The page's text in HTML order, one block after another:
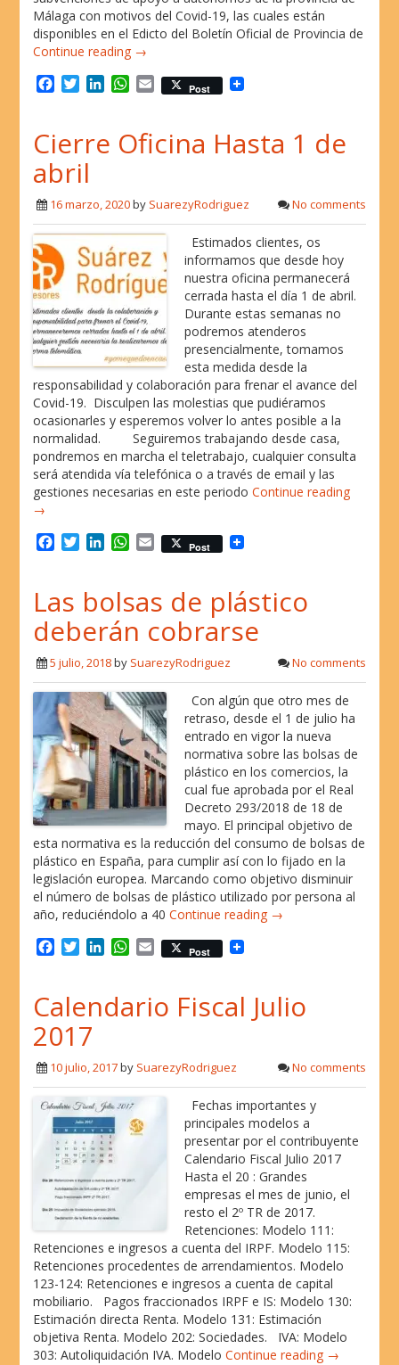
Málaga con motivos del Covid-19, las cuales están
disponibles en el Edicto del Boletín Oficial de Provincia de
Continue reading →
e
b
o
k
T
t
e
k
e
n
W
t
s
p
E
i
l
Post
Cierre Oficina Hasta 1 de
abril
16 marzo, 2020by SuarezyRodriguez No comments
Estimados clientes, os
informamos que desde hoy
nuestra oficina permanecerá
cerrada hasta el día 1 de abril.
Durante estas semanas no
podremos atenderos
presencialmente, tomamos
esta medida desde la
responsabilidad y colaboración para frenar el avance del
Covid-19. Disculpen las molestias que pudiéramos
ocasionarles y esperemos volver lo antes posible a la
normalidad. Seguiremos trabajando desde casa,
pondremos en marcha el teletrabajo, cualquier consulta
será atendida vía telefónica o a través de email y las
gestiones necesarias en este periodoContinue reading
→
e
b
o
k
T
t
t
e
k
e
d
n
W
t
s
A
p
E
i
l
Post
Las bolsas de plástico
deberán cobrarse
5 julio, 2018by SuarezyRodriguez No comments
Con algún que otro mes de
retraso, desde el 1 de julio ha
entrado en vigor la nueva
normativa sobre las bolsas de
plástico en los comercios, la
cual fue aprobada por el Real
Decreto 293/2018 de 18 de
mayo. El principal objetivo de
esta normativa es la reducción del consumo de bolsas de
plástico en España, para cumplir así con lo fijado en la
legislación europea. Marcando como objetivo disminuir
el número de bolsas de plástico utilizado por persona al
año, reduciéndolo a 40Continue reading →
e
b
o
k
T
t
t
e
k
e
n
W
t
s
p
E
i
l
Post
Calendario Fiscal Julio
2017
10 julio, 2017by SuarezyRodriguez No comments
Fechas importantes y
principales modelos a
presentar por el contribuyente
Calendario Fiscal Julio 2017
Hasta el 20 : Grandes
empresas el mes de junio, el
resto el 2º TR de 2017.
Retenciones: Modelo 111:
Retenciones e ingresos a cuenta del IRPF. Modelo 115:
Retenciones procedentes de arrendamientos. Modelo
123-124: Retenciones e ingresos a cuenta de capital
mobiliario. Pagos fraccionados IRPF e IS: Modelo 130:
Estimación directa Renta. Modelo 131: Estimación
objetiva Renta. Modelo 202: Sociedades. IVA: Modelo
303: Autoliquidación IVA. ModeloContinue reading →